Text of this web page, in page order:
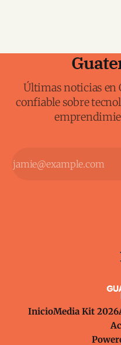
Últimas noticias en
confiable sobre
InicioMedia Kit 2026